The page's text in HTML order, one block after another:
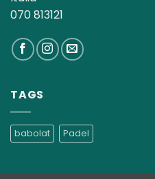
070 813121
TAGS
babolat Padel